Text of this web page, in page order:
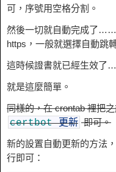
可，序號用空格分割。
然後一切就自動完成了……
https，一般就選擇自動跳
這時候證書就已經生
就是這麼簡單。
同樣的，在 crontab 裡把
certbot更新 即可。
新的設置自動更新的方法
行即可：